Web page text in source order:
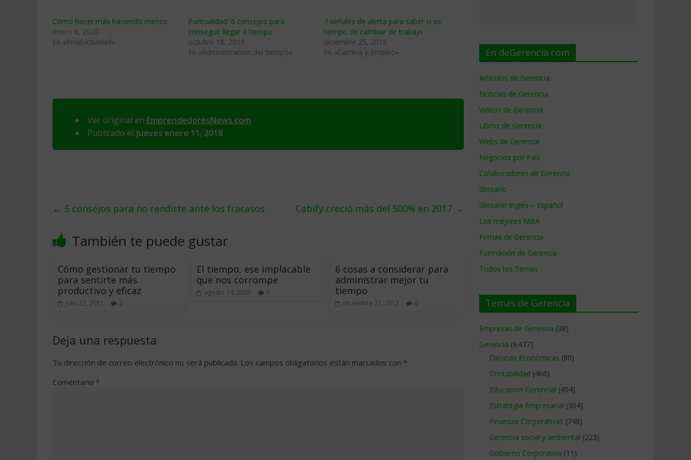
Cómo hacer más haciendo menos
enero 8, 2020
En «Productividad»
Puntualidad: 6 consejos para
conseguir llegar a tiempo
octubre 18, 2018
En «Administracion del tiempo»
7 señales de alerta para saber si es
tiempo de cambiar de trabajo
diciembre 25, 2018
En «Carrera y Empleo»
Ver original en EmprendedoresNews.com
Publicado el jueves enero 11, 2018
← 5 consejos para no rendirte ante los fracasos Cabify creció más del 500% en 2017 →
También te puede gustar
Cómo gestionar tu tiempo
para sentirte más
productivo y eficaz
julio 22, 2011 2
El tiempo, ese implacable
que nos corrompe
agosto 14, 2009 0
6 cosas a considerar para
administrar mejor tu
tiempo
diciembre 21, 2012 0
Deja una respuesta
Tu dirección de correo electrónico no será publicada. Los campos obligatorios están marcados con *
Comentario *
En deGerencia.com
Artículos de Gerencia
Noticias de Gerencia
Videos de Gerencia
Libros de Gerencia
Webs de Gerencia
Negocios por País
Colaboradores de Gerencia
Glosario
Glosario Inglés – Español
Los mejores MBA
Firmas de Gerencia
Formación de Gerencia
Todos los Temas
Temas de Gerencia
Empresas de Gerencia (38)
Gerencia (9.477)
Ciencias Económicas (80)
Contabilidad (466)
Educacion Gerencial (454)
Estrategia Empresarial (304)
Finanzas Corporativas (748)
Gerencia social y ambiental (223)
Gobierno Corporativo (11)